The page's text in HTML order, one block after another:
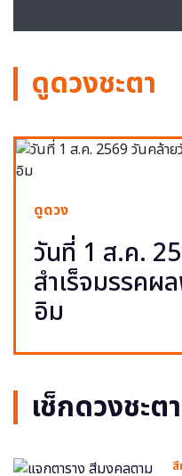
ดูดวงชะตา
ดูดวง
วันที่ 1 ส.ค.
สำเร็จมรรคผ
อิม
เช็กดวงชะตา